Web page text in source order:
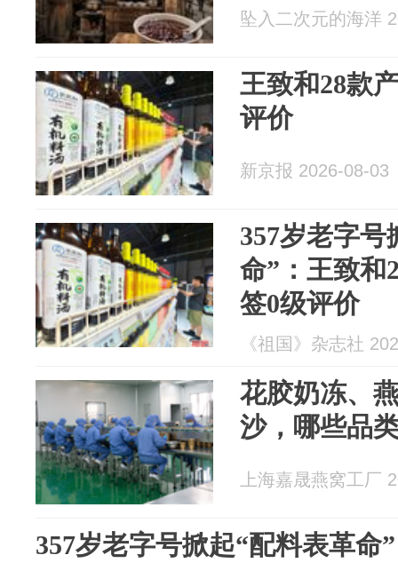
坠入二次元的海洋
王致和28款
评价
新京报 2026-08-03
357岁老字号
命”：王致和
签0级评价
《祖国》杂志社
花胶奶冻、
沙，哪些品
上海嘉晟燕窝工厂
357岁老字号掀起“配料表革命